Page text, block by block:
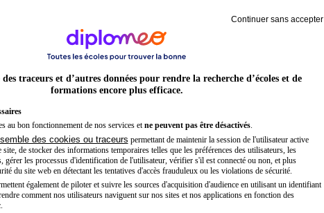
Secrétaire médicale
Continuer sans accepter
traceurs et d’autres données pour rendre la recherche d’écoles et de
formations encore plus efficace.
au bon fonctionnement de nos services et ne peuvent pas être désactivés.
des cookies ou traceurs permettant de maintenir la session de l'utilisateur active
de stocker des informations temporaires telles que les préférences des utilisateurs, les
gérer les processus d'identification de l'utilisateur, vérifier s'il est connecté ou non, et plus
du site web en détectant les tentatives d'accès frauduleux ou les violations de sécurité.
également de piloter et suivre les sources d'acquisition d'audience en utilisant un identifiant
comment nos utilisateurs naviguent sur nos sites et nos applications en fonction des